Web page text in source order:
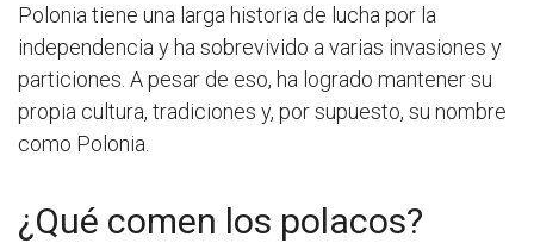
Polonia tiene una larga historia de lucha por la
independencia y ha sobrevivido a varias invasiones y
particiones. A pesar de eso, ha logrado mantener su
propia cultura, tradiciones y, por supuesto, su nombre
como Polonia.
¿Qué comen los polacos?